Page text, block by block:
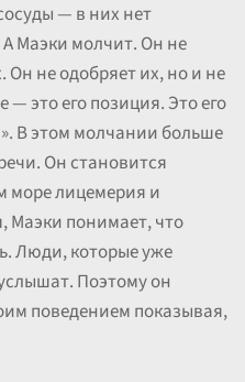
— в них нет
Маэки молчит. Он не
Он не одобряет их, но и не
это его позиция. Это его
В этом молчании больше
Он становится
море лицемерия и
Маэки понимает, что
Люди, которые уже
Поэтому он
поведением показывая,